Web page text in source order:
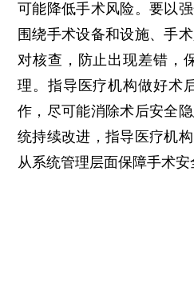
可能降低手术风险。要以
围绕手术设备和设施、手
对核查，防止出现差错，
理。指导医疗机构做好术
作，尽可能消除术后安全
统持续改进，指导医疗机
从系统管理层面保障手术安